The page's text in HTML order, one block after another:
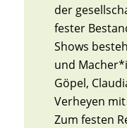
der
fester
Shows
und
Göpel,
Verheyen
Zum festen